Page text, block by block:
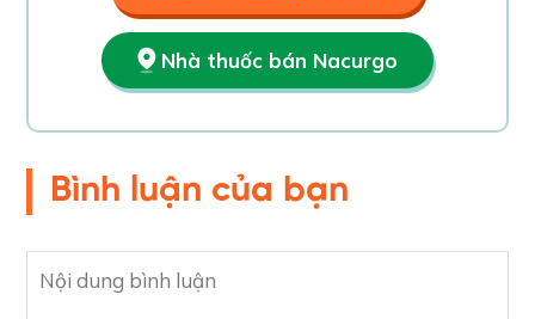
Nhà thuốc bán Nacurgo
Bình luận của bạn